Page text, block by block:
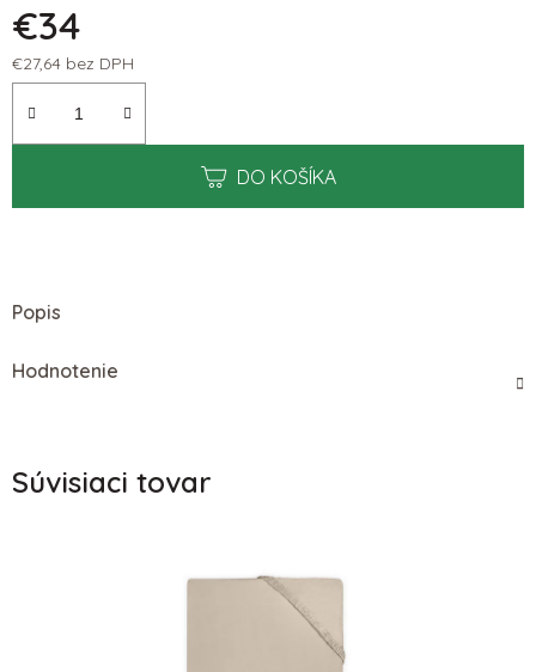
€34
€27,64 bez DPH
DO KOŠÍKA
Popis
Hodnotenie
Súvisiaci tovar